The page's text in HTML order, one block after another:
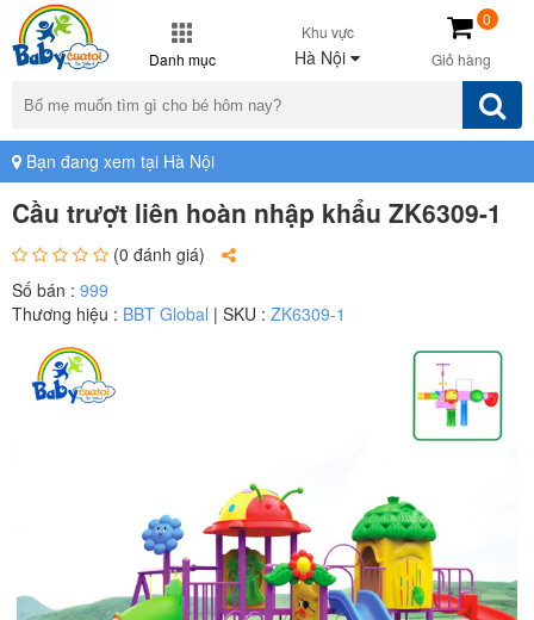
Danh mục
Khu vực
Hà Nội Giỏ hàng
0
Bạn đang xem tại Hà Nội
Cầu trượt liên hoàn nhập khẩu ZK6309-1
(0 đánh giá)
Số bán : 999
Thương hiệu : BBT Global | SKU : ZK6309-1